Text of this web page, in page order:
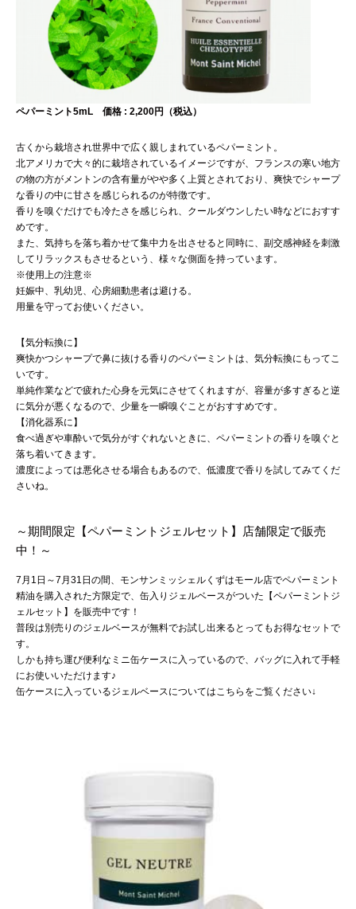
ペパーミント5mL 価格 : 2,200円（税込）
古くから栽培され世界中で広く親しまれているペパーミント。
北アメリカで大々的に栽培されているイメージですが、フランスの寒い地方
の物の方がメントンの含有量がやや多く上質とされており、爽快でシャープ
な香りの中に甘さを感じられるのが特徴です。
香りを嗅ぐだけでも冷たさを感じられ、クールダウンしたい時などにおすす
めです。
また、気持ちを落ち着かせて集中力を出させると同時に、副交感神経を刺激
してリラックスもさせるという、様々な側面を持っています。
※使用上の注意※
妊娠中、乳幼児、心房細動患者は避ける。
用量を守ってお使いください。
【気分転換に】
爽快かつシャープで鼻に抜ける香りのペパーミントは、気分転換にもってこ
いです。
単純作業などで疲れた心身を元気にさせてくれますが、容量が多すぎると逆
に気分が悪くなるので、少量を一瞬嗅ぐことがおすすめです。
【消化器系に】
食べ過ぎや車酔いで気分がすぐれないときに、ペパーミントの香りを嗅ぐと
落ち着いてきます。
濃度によっては悪化させる場合もあるので、低濃度で香りを試してみてくだ
さいね。
～期間限定【ペパーミントジェルセット】店舗限定で販売
中！～
7月1日～7月31日の間、モンサンミッシェルくずはモール店でペパーミント
精油を購入された方限定で、缶入りジェルベースがついた【ペパーミントジ
ェルセット】を販売中です！
普段は別売りのジェルベースが無料でお試し出来るとってもお得なセットで
す。
しかも持ち運び便利なミニ缶ケースに入っているので、バッグに入れて手軽
にお使いいただけます♪
缶ケースに入っているジェルベースについてはこちらをご覧ください↓